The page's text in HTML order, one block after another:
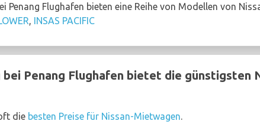
Penang Flughafen bieten eine Reihe von Modellen von
, INSAS PACIFIC
Penang Flughafen bietet die günstigsten
die besten Preise für Nissan-Mietwagen.